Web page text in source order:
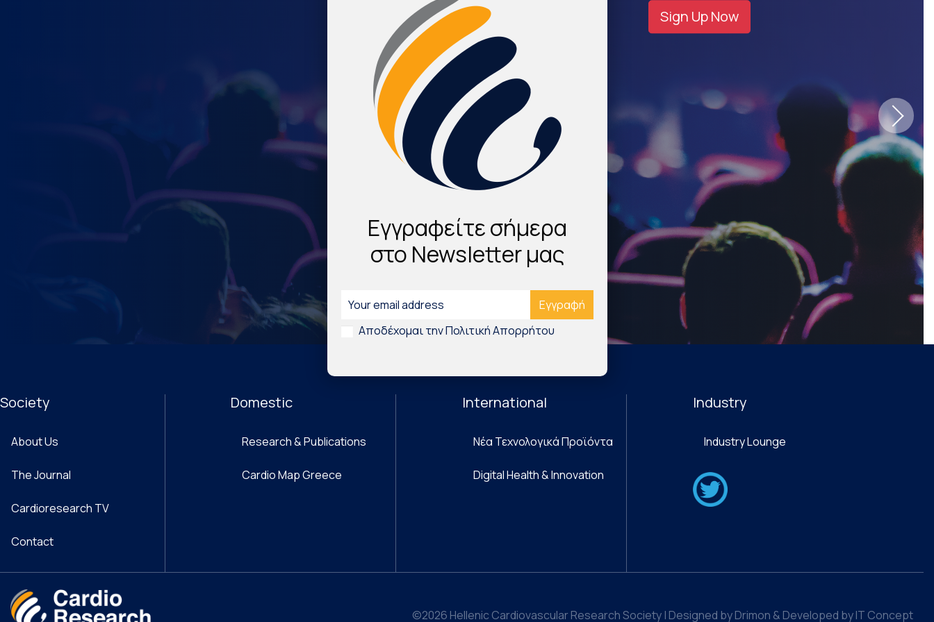
Sign Up Now
Society
About Us
The Journal
Cardioresearch TV
Contact
Domestic
Research & Publications
Cardio Map Greece
International
Νέα Τεχνολογικά Προϊόντα
Digital Health & Innovation
Industry
Industry Lounge
©2026 Hellenic Cardiovascular Research Society | Designed by Drimon & Developed by IT Concept
Εγγραφείτε σήμερα
στο Newsletter μας
Αποδέχομαι την Πολιτική Απορρήτου